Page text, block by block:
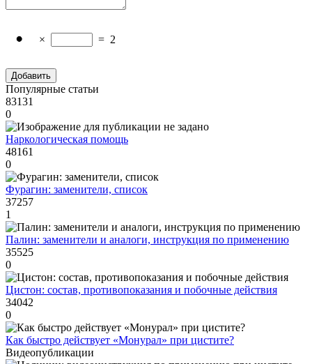
× = 2
Популярные статьи
83131
0
Наркологическая помощь
48161
0
Фурагин: заменители, список
37257
1
Палин: заменители и аналоги, инструкция по применению
35525
0
Цистон: состав, противопоказания и побочные действия
34042
0
Как быстро действует «Монурал» при цистите?
Видеопубликации